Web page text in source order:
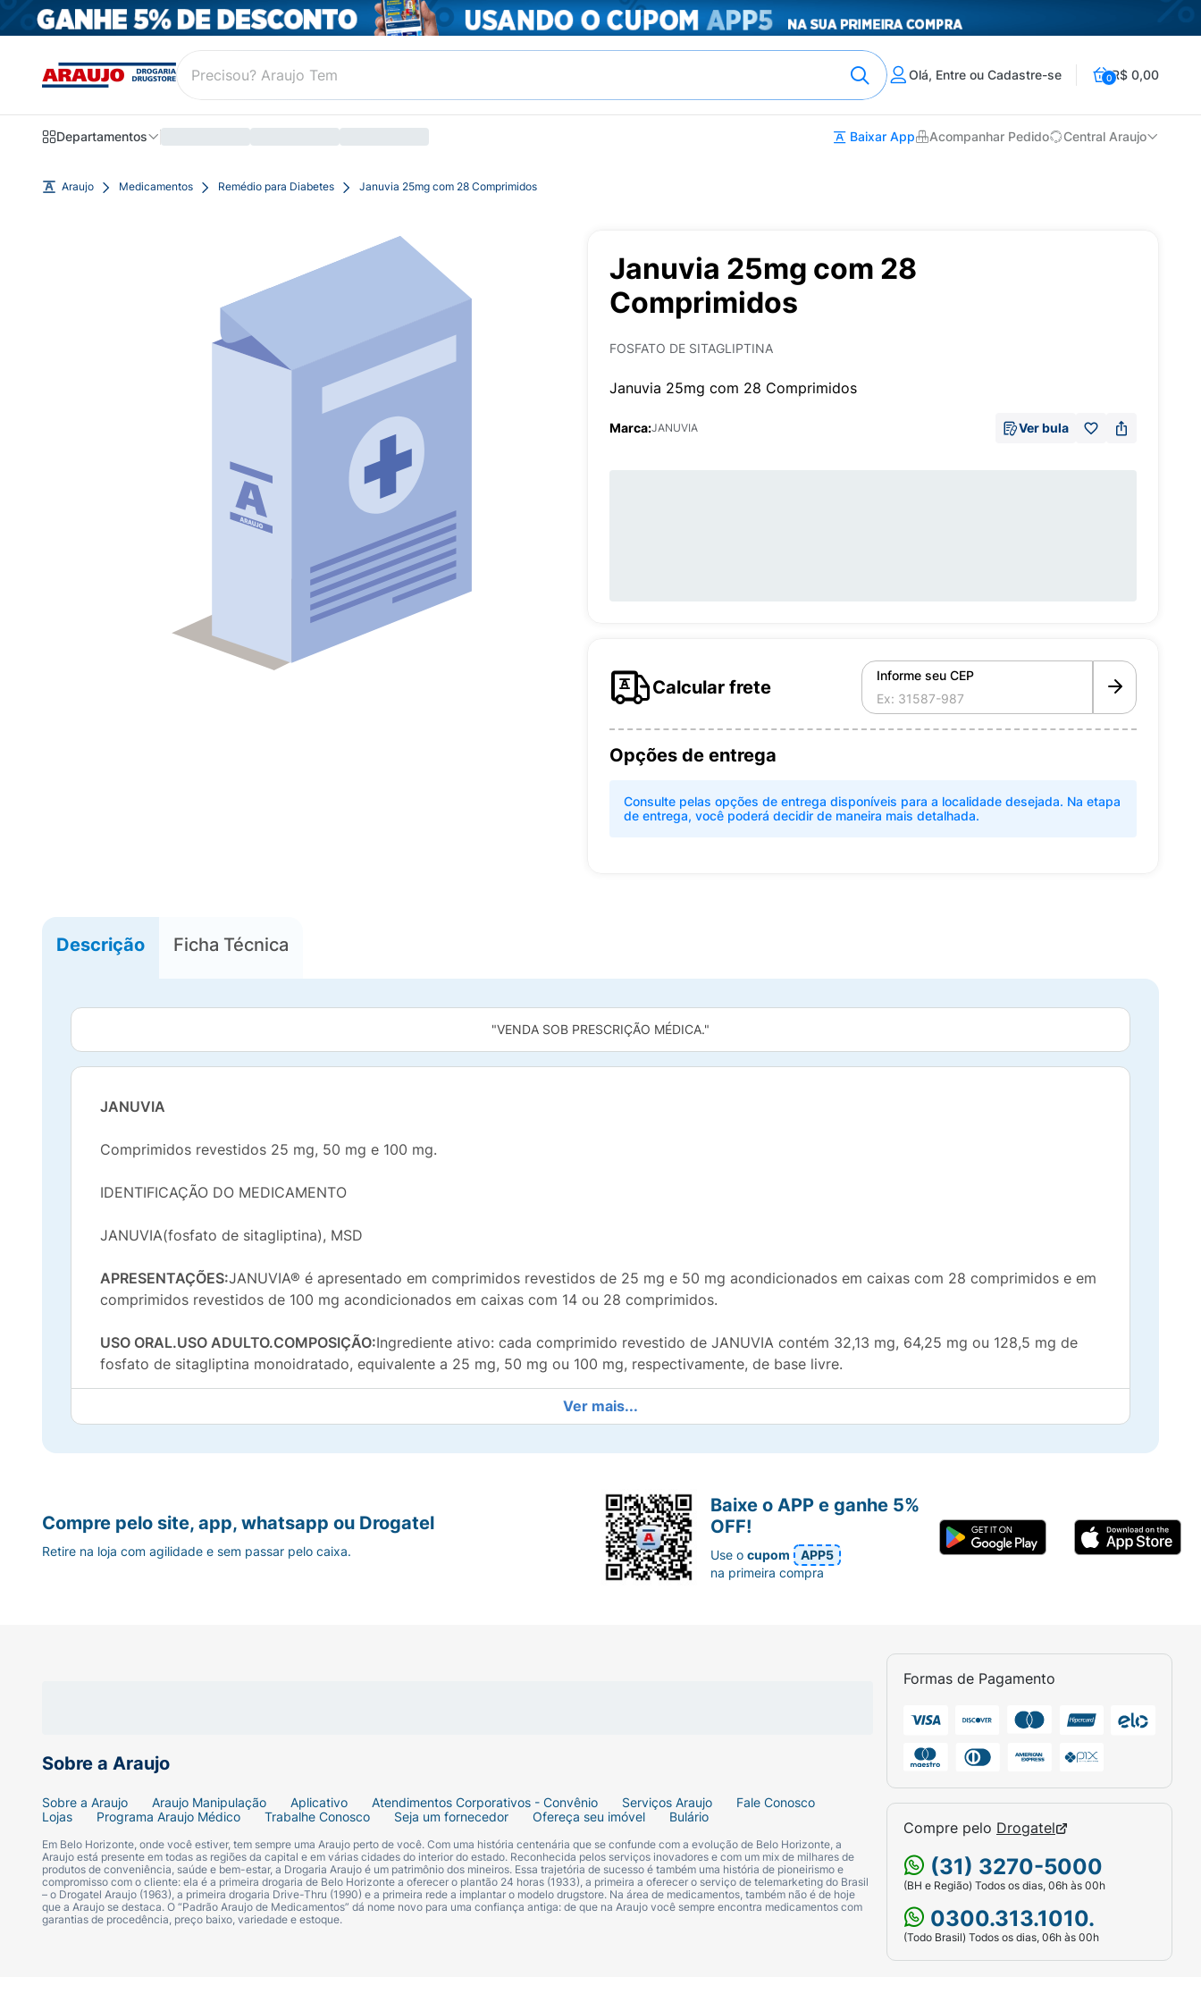
Olá, Entre ou Cadastre-se 0R$ 0,00
Departamentos Baixar App Acompanhar Pedido Central Araujo
Araujo Medicamentos Remédio para Diabetes Januvia 25mg com 28 Comprimidos
Januvia 25mg com 28
Comprimidos
FOSFATO DE SITAGLIPTINA
Januvia 25mg com 28 Comprimidos
Marca:JANUVIA Ver bula
Calcular frete
Informe seu CEP
Opções de entrega
Consulte pelas opções de entrega disponíveis para a localidade desejada. Na etapa
de entrega, você poderá decidir de maneira mais detalhada.
Descrição Ficha Técnica
"VENDA SOB PRESCRIÇÃO MÉDICA."
JANUVIA
Comprimidos revestidos 25 mg, 50 mg e 100 mg.
IDENTIFICAÇÃO DO MEDICAMENTO
JANUVIA(fosfato de sitagliptina), MSD
APRESENTAÇÕES:JANUVIA® é apresentado em comprimidos revestidos de 25 mg e 50 mg acondicionados em caixas com 28 comprimidos e em
comprimidos revestidos de 100 mg acondicionados em caixas com 14 ou 28 comprimidos.
USO ORAL.USO ADULTO.COMPOSIÇÃO:Ingrediente ativo: cada comprimido revestido de JANUVIA contém 32,13 mg, 64,25 mg ou 128,5 mg de
fosfato de sitagliptina monoidratado, equivalente a 25 mg, 50 mg ou 100 mg, respectivamente, de base livre.
Ingredientes inativos: celulose microcristalina, fosfato de cálcio dibásico, croscarmelose sódica, estearato de magnésio, estearilfumarato de sódio,
álcool polivinílico, macrogol, talco, dióxido de titânio, óxido de ferro vermelho e óxido de ferro amarelo.
Seu médico prescreveu JANUVIA® para ajudar a reduzir seus níveis de açúcar no sangue, que estão aumentados por causa do diabetes tipo 2.
JANUVIA® pode ser utilizado isoladamente ou em combinação com alguns outros medicamentos que diminuem os níveis de açúcar no sangue e
deverá ser associado à dieta e a um programa de exercícios que seu médico lhe recomendará.
Quando isto ocorre, o açúcar (glicose) no sangue aumenta e pode causar problemas graves de saúde.O principal objetivo do tratamento do
diabetes é normalizar os níveis de açúcar no sangue. A redução e o controle dos níveis de açúcar no sangue podem ajudar a prevenir ou retardar
Como já foi mencionado, níveis altos de açúcar no sangue podem ser reduzidos por meio de dieta e exercícios e com o uso de alguns
medicamentos.
2. COMO ESTE MEDICAMENTO FUNCIONA?
JANUVIA pertence a uma classe de medicamentos denominados inibidores da DPP-4 (inibidores da dipeptidil peptidase-4) que reduz os níveis de
açúcar no sangue em pacientes com diabetes mellitus tipo 2. O diabetes tipo 2 também é denominado diabetes não-insulino-dependente.
JANUVIA® ajuda a melhorar os níveis de insulina após as refeições.JANUVIA® diminui a quantidade de açúcar produzida pelo
Ver mais...
Sobre a Araujo
Sobre a Araujo Araujo Manipulação Aplicativo Atendimentos Corporativos - Convênio Serviços Araujo
Fale Conosco
Lojas
Programa Araujo Médico Trabalhe Conosco Seja um fornecedor Ofereça seu imóvel Bulário
Em Belo Horizonte, onde você estiver, tem sempre uma Araujo perto de você. Com uma história centenária que se confunde com a evolução de Belo Horizonte, a
Araujo está presente em todas as regiões da capital e em várias cidades do interior do estado. Reconhecida pelos serviços inovadores e com um mix de milhares de
produtos de conveniência, saúde e bem-estar, a Drogaria Araujo é um patrimônio dos mineiros. Essa trajetória de sucesso é também uma história de pioneirismo e
compromisso com o cliente: ela é a primeira drogaria de Belo Horizonte a oferecer o plantão 24 horas (1933), a primeira a oferecer o serviço de telemarketing do Brasil
– o Drogatel Araujo (1963), a primeira drogaria Drive-Thru (1990) e a primeira rede a implantar o modelo drugstore. Na área de medicamentos, também não é de hoje
que a Araujo se destaca. O “Padrão Araujo de Medicamentos” dá nome novo para uma confiança antiga: de que na Araujo você sempre encontra medicamentos com
garantias de procedência, preço baixo, variedade e estoque.
Formas de Pagamento
Compre pelo Drogatel
(31) 3270-5000
(BH e Região) Todos os dias, 06h às 00h
0300.313.1010.
(Todo Brasil) Todos os dias, 06h às 00h
Compre pelo site, app, whatsapp ou Drogatel
Retire na loja com agilidade e sem passar pelo caixa.
Baixe o APP e ganhe 5%
OFF!
Use ocupom
APP5
na primeira compra